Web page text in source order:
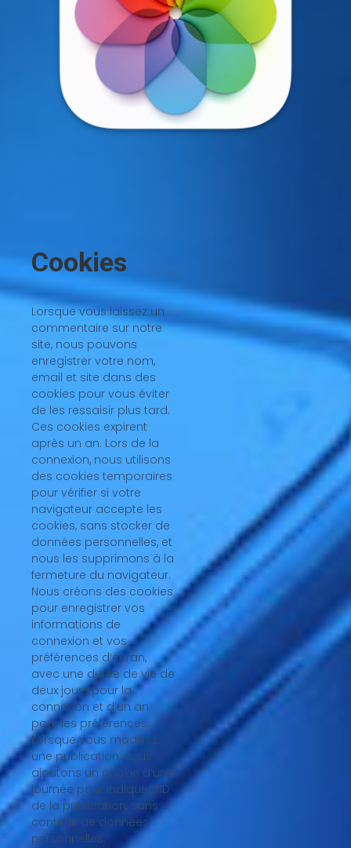
Cookies
Lorsque vous laissez un
commentaire sur notre
site, nous pouvons
enregistrer votre nom,
email et site dans des
cookies pour vous éviter
de les ressaisir plus tard.
Ces cookies expirent
après un an. Lors de la
connexion, nous utilisons
des cookies temporaires
pour vérifier si votre
navigateur accepte les
cookies, sans stocker de
données personnelles, et
nous les supprimons à la
fermeture du navigateur.
Nous créons des cookies
pour enregistrer vos
informations de
connexion et vos
préférences d’écran,
avec une durée de vie de
deux jours pour la
connexion et d’un an
pour les préférences.
Lorsque vous modifiez
une publication, nous
ajoutons un cookie d’une
journée pour indiquer l’ID
de la publication, sans
contenir de données
personnelles.